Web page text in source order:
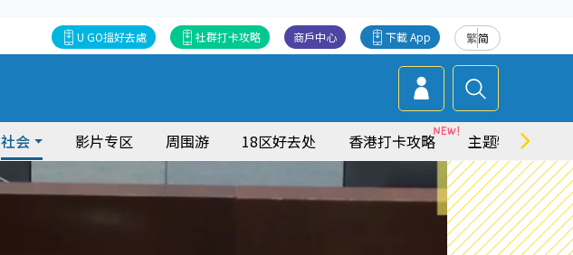
繁简
下載 App
商戶中心
社群打卡攻略
U GO搵好去處
社会 影片专区 周围游 18区好去处 香港打卡攻略 主题特集